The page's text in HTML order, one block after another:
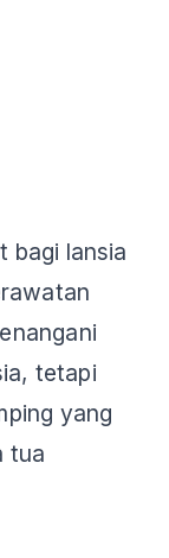
bagi lansia
tetapi
yang
tua